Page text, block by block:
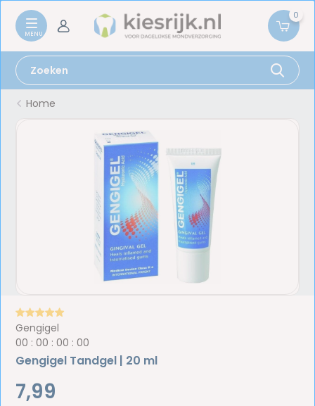
0
Home
Gengigel
00 :00 :00 :00
Gengigel Tandgel | 20 ml
7,99